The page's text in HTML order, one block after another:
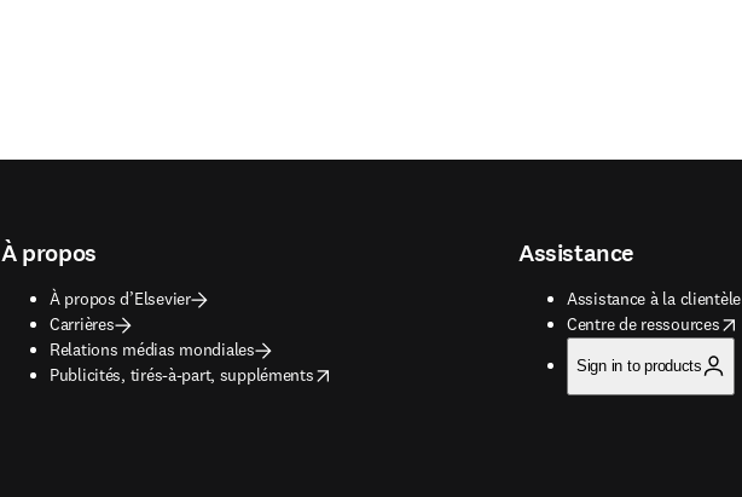
À propos
À propos d’Elsevier
Carrières
Relations médias mondiales
Publicités, tirés-à-part, suppléments
opens in new tab/window
Assistance
Assistance à la clientèle
Centre de ressources
opens in new tab/window
Sign in to products